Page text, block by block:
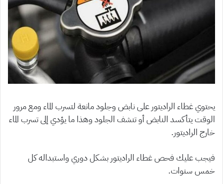
يحتوي غطاء الراديتور على نابض وجلود مانعة لتسرب الماء ومع مرور
الوقت يتأكسد النابض أو تنشف الجلود وهذا ما يؤدي إلى تسرب الماء
خارج الراديتور.
فيجب عليك فحص غطاء الراديتور بشكل دوري واستبداله كل
خمس سنوات.